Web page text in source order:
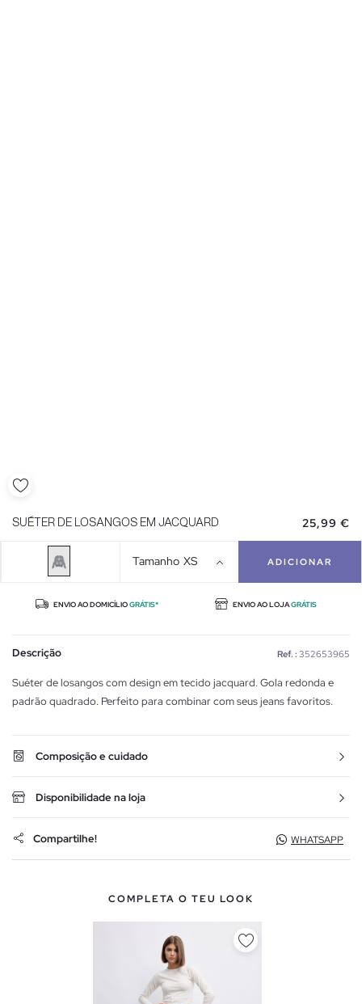
SUÉTER DE LOSANGOS EM JACQUARD 25,99 €
Tamanho XS ADICIONAR
ENVIO AO DOMICÍLIOGRÁTIS* ENVIO AO LOJAGRÁTIS
Descrição Ref. : 352653965
Suéter de losangos com design em tecido jacquard. Gola redonda e
padrão quadrado. Perfeito para combinar com seus jeans favoritos.
Composição e cuidado
Disponibilidade na loja
Compartilhe! WHATSAPP
COMPLETA O TEU LOOK